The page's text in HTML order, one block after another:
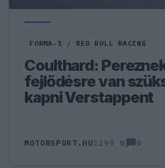
FORMA-1 / RED BULL RACING
Coulthard:
fejlődésre van
kapni Verstappent
MOTORSPORT.HU 1299 N 0